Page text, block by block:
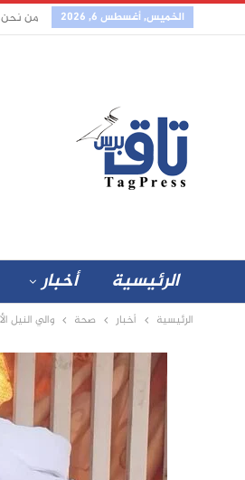
الخميس, أغسطس 6, 2026 من نحن
الرئيسية أخبار
الرئيسية أخبار صحة والي النيل